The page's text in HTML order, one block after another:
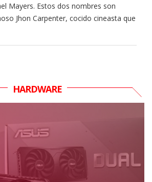
Mayers. Estos dos nombres son
Jhon Carpenter, cocido cineasta que
HARDWARE